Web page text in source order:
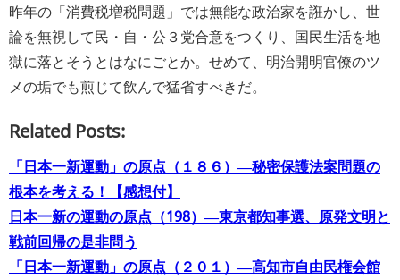
昨年の「消費税増税問題」では無能な政治家を誑かし、世
論を無視して民・自・公３党合意をつくり、国民生活を地
獄に落とそうとはなにごとか。せめて、明治開明官僚のツ
メの垢でも煎じて飲んで猛省すべきだ。
Related Posts:
「日本一新運動」の原点（１８６）―秘密保護法案問題の
根本を考える！【感想付】
日本一新の運動の原点（198）―東京都知事選、原発文明と
戦前回帰の是非問う
「日本一新運動」の原点（２０１）―高知市自由民権会館